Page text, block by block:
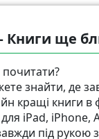
Книги ще
знайти, де
кращі книги в
iPad, iPhone,
під рукою